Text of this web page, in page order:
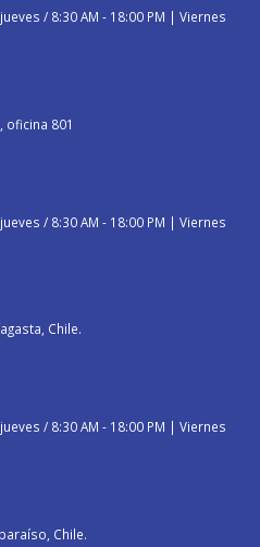
/ 8:30 AM - 18:00 PM | Viernes
oficina 801
/ 8:30 AM - 18:00 PM | Viernes
Chile.
/ 8:30 AM - 18:00 PM | Viernes
Chile.